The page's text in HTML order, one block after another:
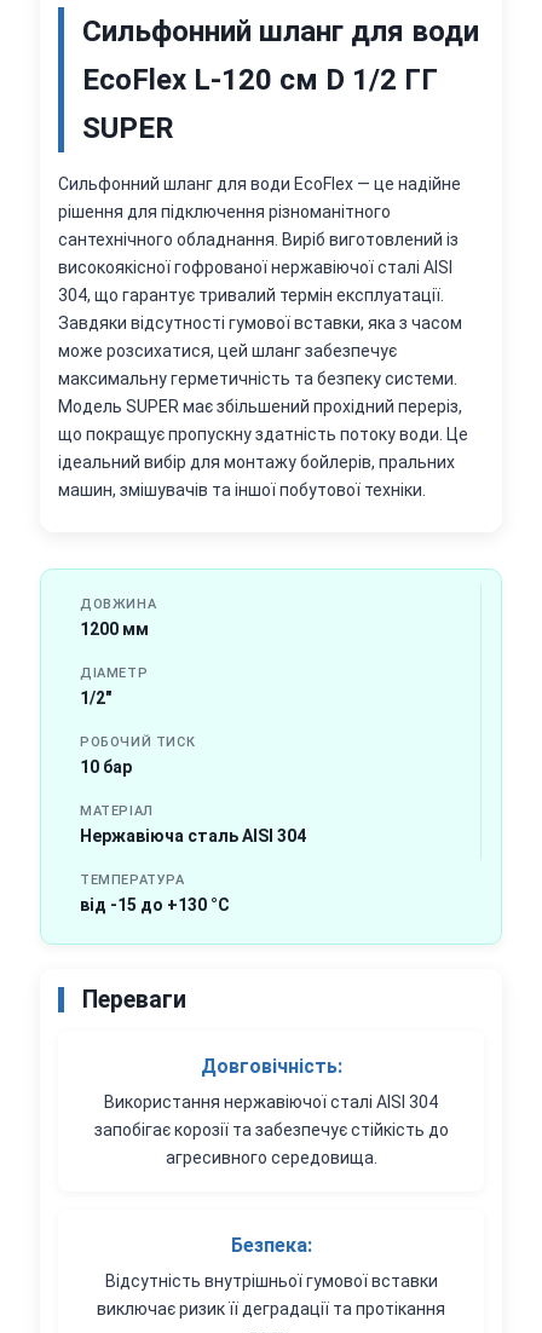
Сильфонний шланг для води
EcoFlex L-120 см D 1/2 ГГ
SUPER
Сильфонний шланг для води EcoFlex — це надійне
рішення для підключення різноманітного
сантехнічного обладнання. Виріб виготовлений із
високоякісної гофрованої нержавіючої сталі AISI
304, що гарантує тривалий термін експлуатації.
Завдяки відсутності гумової вставки, яка з часом
може розсихатися, цей шланг забезпечує
максимальну герметичність та безпеку системи.
Модель SUPER має збільшений прохідний переріз,
що покращує пропускну здатність потоку води. Це
ідеальний вибір для монтажу бойлерів, пральних
машин, змішувачів та іншої побутової техніки.
ДОВЖИНА
1200 мм
ДІАМЕТР
1/2"
РОБОЧИЙ ТИСК
10 бар
МАТЕРІАЛ
Нержавіюча сталь AISI 304
ТЕМПЕРАТУРА
від -15 до +130 °C
Переваги
Довговічність:
Використання нержавіючої сталі AISI 304
запобігає корозії та забезпечує стійкість до
агресивного середовища.
Безпека:
Відсутність внутрішньої гумової вставки
виключає ризик її деградації та протікання